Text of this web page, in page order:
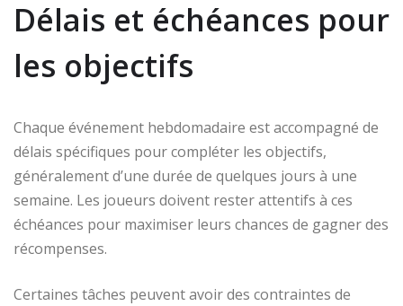
Délais et échéances pour
les objectifs
Chaque événement hebdomadaire est accompagné de
délais spécifiques pour compléter les objectifs,
généralement d’une durée de quelques jours à une
semaine. Les joueurs doivent rester attentifs à ces
échéances pour maximiser leurs chances de gagner des
récompenses.
Certaines tâches peuvent avoir des contraintes de